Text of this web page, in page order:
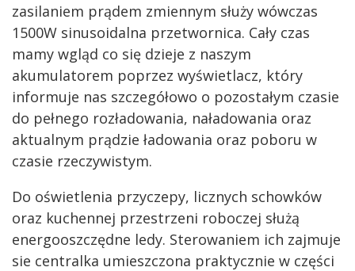
zasilaniem prądem zmiennym służy wówczas
1500W sinusoidalna przetwornica. Cały czas
mamy wgląd co się dzieje z naszym
akumulatorem poprzez wyświetlacz, który
informuje nas szczegółowo o pozostałym czasie
do pełnego rozładowania, naładowania oraz
aktualnym prądzie ładowania oraz poboru w
czasie rzeczywistym.
Do oświetlenia przyczepy, licznych schowków
oraz kuchennej przestrzeni roboczej służą
energooszczędne ledy. Sterowaniem ich zajmuje
sie centralka umieszczona praktycznie w części